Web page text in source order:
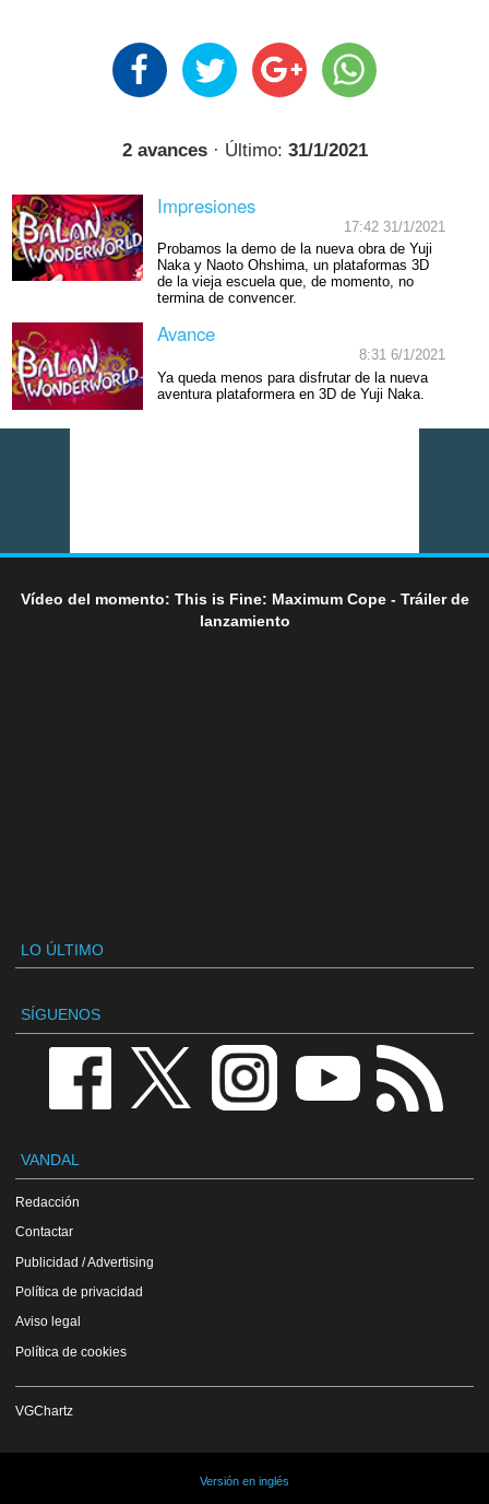
2 avances· Último: 31/1/2021
Impresiones
17:42 31/1/2021
Probamos la demo de la nueva obra de Yuji
Naka y Naoto Ohshima, un plataformas 3D
de la vieja escuela que, de momento, no
termina de convencer.
Avance
8:31 6/1/2021
Ya queda menos para disfrutar de la nueva
aventura plataformera en 3D de Yuji Naka.
Vídeo del momento: This is Fine: Maximum Cope - Tráiler de
lanzamiento
LO ÚLTIMO
SÍGUENOS
VANDAL
Redacción
Contactar
Publicidad / Advertising
Política de privacidad
Aviso legal
Política de cookies
VGChartz
Versión en inglés